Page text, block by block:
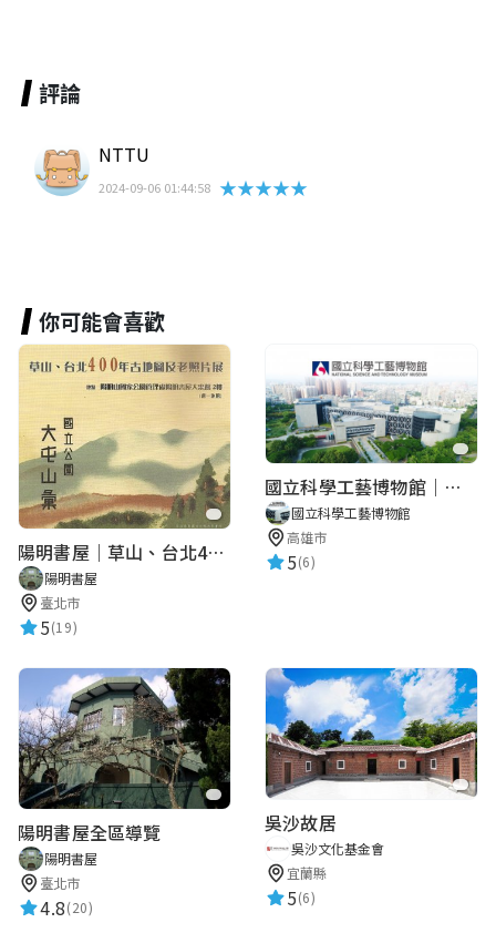
評論
NTTU
2024-09-06 01:44:58 ★★★★★
你可能會喜歡
陽明書屋｜草山、台北400年古地圖老照片展｜智慧導覽
陽明書屋
臺北市
5(19)
國立科學工藝博物館｜華語智慧導覽
國立科學工藝博物館
高雄市
5(6)
陽明書屋全區導覽
陽明書屋
臺北市
4.8(20)
吳沙故居
吳沙文化基金會
宜蘭縣
5(6)